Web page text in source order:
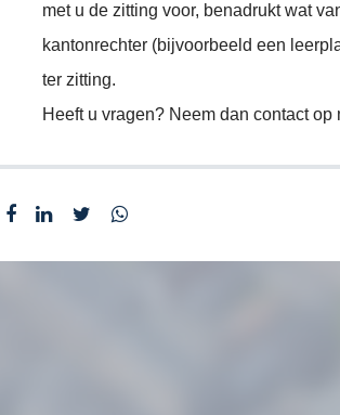
met u de zitting voor, benadrukt wat
kantonrechter (bijvoorbeeld een
ter zitting.
Heeft u vragen? Neem dan contact op